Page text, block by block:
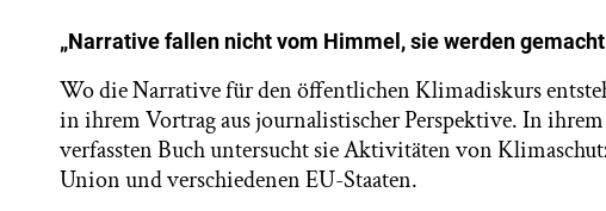
„Narrative fallen nicht vom Himmel, sie werden
Wo die Narrative für den öffentlichen Klimadiskurs
in ihrem Vortrag aus journalistischer Perspektive. In
verfassten Buch untersucht sie Aktivitäten von
Union und verschiedenen EU-Staaten.